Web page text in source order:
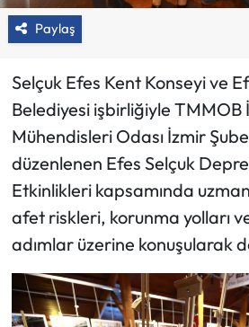
Paylaş
Selçuk Efes Kent Konseyi ve
Belediyesi işbirliğiyle TMMOB
Mühendisleri Odası İzmir
düzenlenen Efes Selçuk
Etkinlikleri kapsamında
afet riskleri, korunma yolları
adımlar üzerine konuşularak